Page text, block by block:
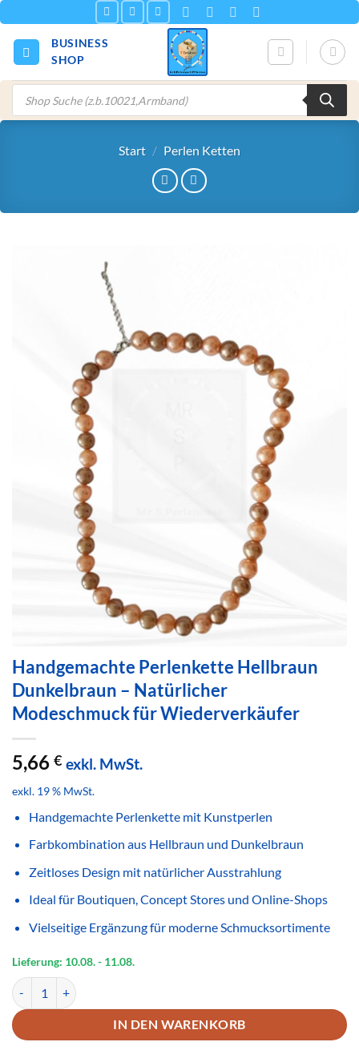
Inhalt
springen
BUSINESS
SHOP
Products
search
Start / Perlen Ketten
Handgemachte Perlenkette Hellbraun
Dunkelbraun – Natürlicher
Modeschmuck für Wiederverkäufer
5,66 € exkl. MwSt.
exkl. 19 % MwSt.
Handgemachte Perlenkette mit Kunstperlen
Farbkombination aus Hellbraun und Dunkelbraun
Zeitloses Design mit natürlicher Ausstrahlung
Ideal für Boutiquen, Concept Stores und Online-Shops
Vielseitige Ergänzung für moderne Schmucksortimente
Lieferung: 10.08.- 11.08.
Handgemachte Perlenkette Hellbraun Dunkelbraun – Natürlicher
IN DEN WARENKORB